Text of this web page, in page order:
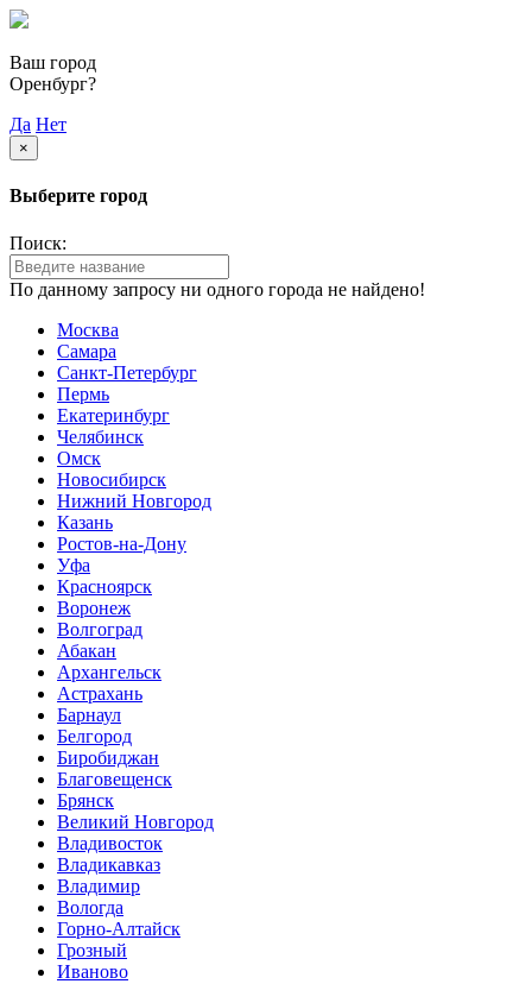
Ваш город
Оренбург?
Да Нет
×
Выберите город
Поиск:
По данному запросу ни одного города не найдено!
Москва
Самара
Санкт-Петербург
Пермь
Екатеринбург
Челябинск
Омск
Новосибирск
Нижний Новгород
Казань
Ростов-на-Дону
Уфа
Красноярск
Воронеж
Волгоград
Абакан
Архангельск
Астрахань
Барнаул
Белгород
Биробиджан
Благовещенск
Брянск
Великий Новгород
Владивосток
Владикавказ
Владимир
Вологда
Горно-Алтайск
Грозный
Иваново